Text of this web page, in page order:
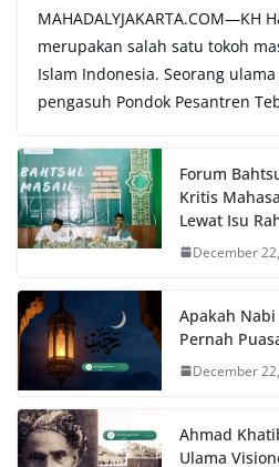
MAHADALYJAKARTA.COM—KH
merupakan salah satu tokoh
Islam Indonesia. Seorang
pengasuh Pondok Pesantren
Forum
Kritis
Lewat Isu
December
Apakah
Pernah
December
Ahmad
Ulama